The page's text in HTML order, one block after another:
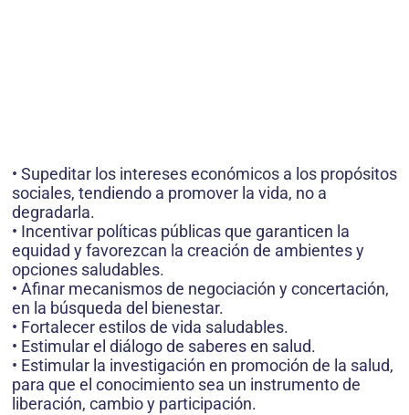
• Supeditar los intereses económicos a los propósitos
sociales, tendiendo a promover la vida, no a
degradarla.
• Incentivar políticas públicas que garanticen la
equidad y favorezcan la creación de ambientes y
opciones saludables.
• Afinar mecanismos de negociación y concertación,
en la búsqueda del bienestar.
• Fortalecer estilos de vida saludables.
• Estimular el diálogo de saberes en salud.
• Estimular la investigación en promoción de la salud,
para que el conocimiento sea un instrumento de
liberación, cambio y participación.